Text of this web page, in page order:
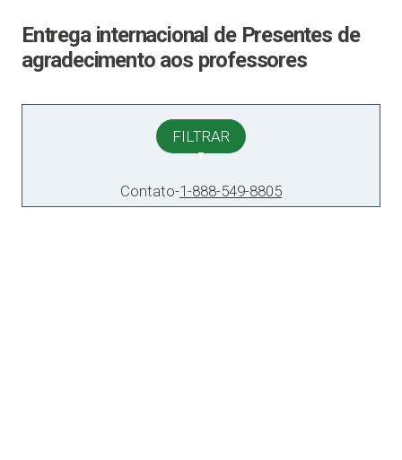
Entrega internacional de Presentes de
agradecimento aos professores
FILTRAR
Contato-1-888-549-8805